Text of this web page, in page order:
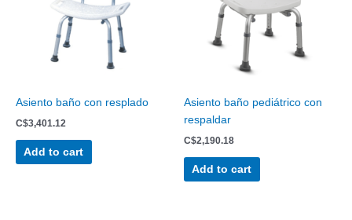
Asiento baño con resplado
C$3,401.12
Add to cart
Asiento baño pediátrico con
respaldar
C$2,190.18
Add to cart